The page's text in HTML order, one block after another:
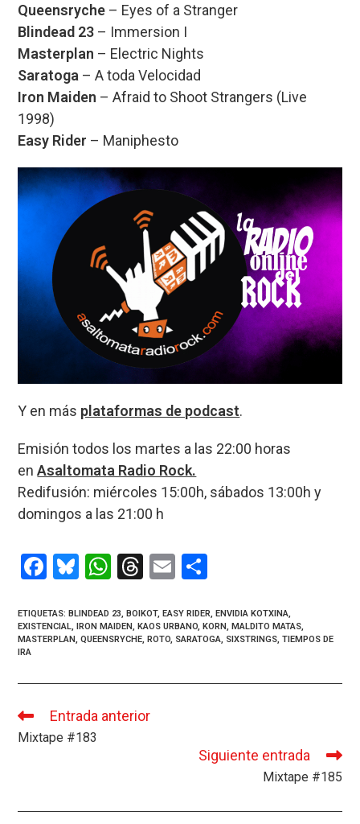
Queensryche – Eyes of a Stranger
Blindead 23 – Immersion I
Masterplan – Electric Nights
Saratoga – A toda Velocidad
Iron Maiden – Afraid to Shoot Strangers (Live
1998)
Easy Rider – Maniphesto
Y en más plataformas de podcast.
Emisión todos los martes a las 22:00 horas
enAsaltomata Radio Rock.
Redifusión: miércoles 15:00h, sábados 13:00h y
domingos a las 21:00 h
F
ce
b
k
Bl
es
ky
W
at
s
p
T
e
a
E
ail m
p
ETIQUETAS:BLINDEAD 23 BOIKOT, EASY RIDER ENVIDIA KOTXINA
EXISTENCIAL IRON MAIDEN KAOS URBANO KORN MALDITO MATAS
MASTERPLAN QUEENSRYCHE ROTO SARATOGA SIXSTRINGS TIEMPOS DE
IRA
Leer
artículos
Entrada anterior
Mixtape #183
Siguiente entrada
Mixtape #185